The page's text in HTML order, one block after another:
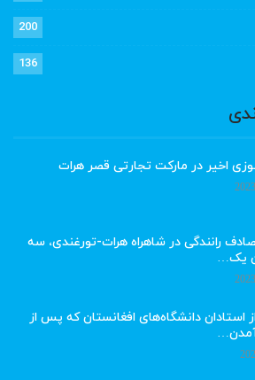
200
136
اخیر در مارکت تجارتی قصر هرات
رانندگی در شاهراه هرات-تورغندی، سه
یک…
استادان دانشگاه‌های افغانستان که پس از